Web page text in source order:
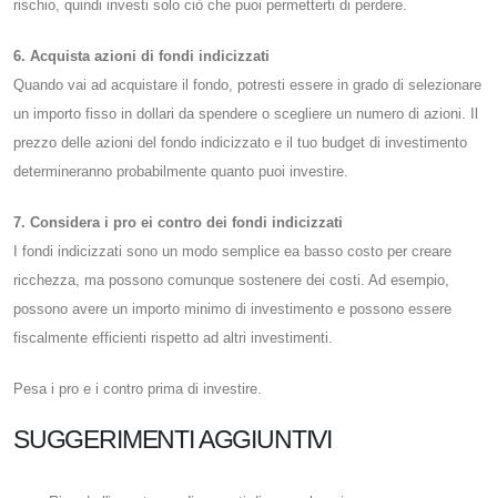
rischio, quindi investi solo ciò che puoi permetterti di perdere.
6. Acquista azioni di fondi indicizzati
Quando vai ad acquistare il fondo, potresti essere in grado di selezionare
un importo fisso in dollari da spendere o scegliere un numero di azioni. Il
prezzo delle azioni del fondo indicizzato e il tuo budget di investimento
determineranno probabilmente quanto puoi investire.
7. Considera i pro ei contro dei fondi indicizzati
I fondi indicizzati sono un modo semplice ea basso costo per creare
ricchezza, ma possono comunque sostenere dei costi. Ad esempio,
possono avere un importo minimo di investimento e possono essere
fiscalmente efficienti rispetto ad altri investimenti.
Pesa i pro e i contro prima di investire.
SUGGERIMENTI AGGIUNTIVI